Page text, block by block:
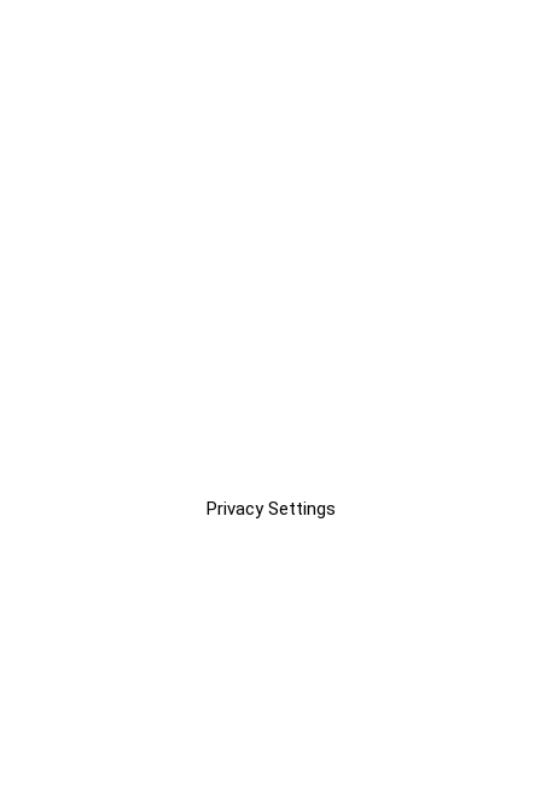
Privacy Settings